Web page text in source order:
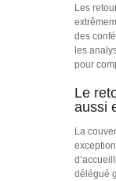
Les
des
les
pour
Le
aussi
La
délégué